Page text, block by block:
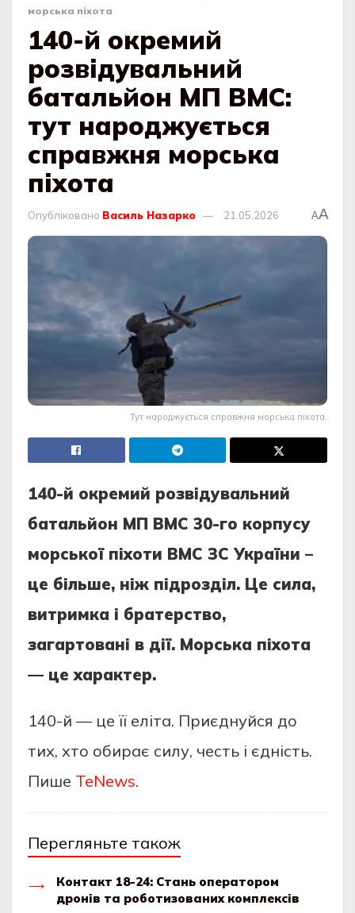
морська піхота
140-й окремий
розвідувальний
батальйон МП ВМС:
тут народжується
справжня морська
піхота
Опубліковано Василь Назарко 21.05.2026 AA
Тут народжується справжня морська піхота.
140-й окремий розвідувальний
батальйон МП ВМС 30-го корпусу
морської піхоти ВМС ЗС України –
це більше, ніж підрозділ. Це сила,
витримка і братерство,
загартовані в дії. Морська піхота
— це характер.
140-й — це її еліта. Приєднуйся до
тих, хто обирає силу, честь і єдність.
Пише TeNews.
Перегляньте також
Контакт 18-24: Стань оператором
дронів та роботизованих комплексів